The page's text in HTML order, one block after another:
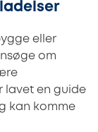
eller
om
lavet en guide
kan komme